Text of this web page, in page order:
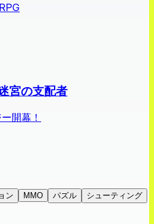
宮の支配者
開幕！
ン MMO パズル
シューティング